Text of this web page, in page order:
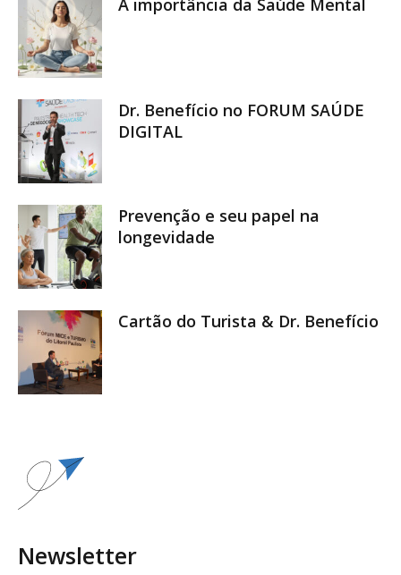
A importância da Saúde Mental
Dr. Benefício no FORUM SAÚDE
DIGITAL
Prevenção e seu papel na
longevidade
Cartão do Turista & Dr. Benefício
Newsletter